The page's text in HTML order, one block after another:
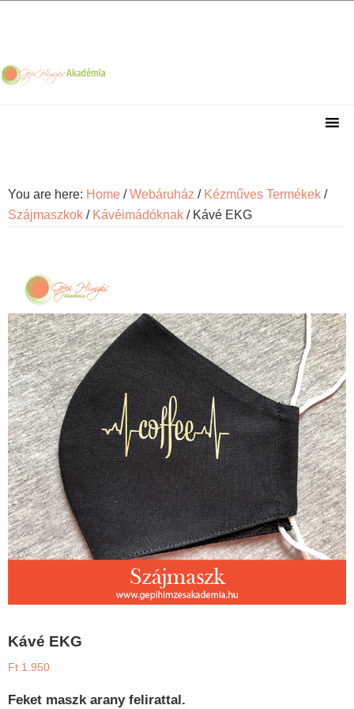
navigation
content
sidebar
You are here: Home / Webáruház / Kézműves Termékek /
Szájmaszkok / Kávéimádóknak / Kávé EKG
Kávé EKG
Ft 1.950
Feket maszk arany felirattal.